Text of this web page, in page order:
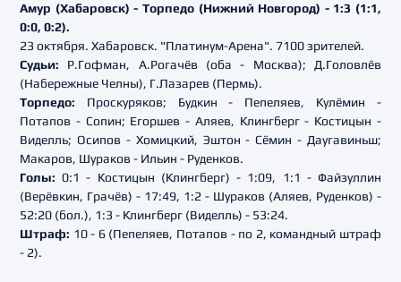
Амур (Хабаровск) - Торпедо (Нижний Новгород) - 1:3 (1:1,
0:0, 0:2).
23 октября. Хабаровск. "Платинум-Арена". 7100 зрителей.
Судьи: Р.Гофман, А.Рогачёв (оба - Москва); Д.Головлёв
(Набережные Челны), Г.Лазарев (Пермь).
Торпедо: Проскуряков; Будкин - Пепеляев, Кулёмин -
Потапов - Сопин; Егоршев - Аляев, Клингберг - Костицын -
Виделль; Осипов - Хомицкий, Эштон - Сёмин - Даугавиньш;
Макаров, Шураков - Ильин - Руденков.
Голы: 0:1 - Костицын (Клингберг) - 1:09, 1:1 - Файзуллин
(Верёвкин, Грачёв) - 17:49, 1:2 - Шураков (Аляев, Руденков) -
52:20 (бол.), 1:3 - Клингберг (Виделль) - 53:24.
Штраф: 10 - 6 (Пепеляев, Потапов - по 2, командный штраф
- 2).